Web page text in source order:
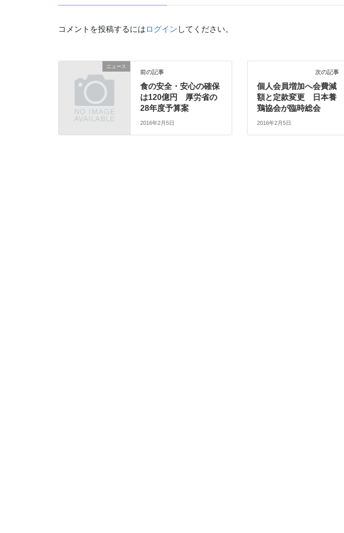
コメントを投稿するには ログイン してください。
ニュース
前の記事
食の安全・安心の確保
は120億円 厚労省の
28年度予算案
2016年2月5日
次の記事
個人会員増加へ会費減
額と定款変更 日本養
鶏協会が臨時総会
2016年2月5日